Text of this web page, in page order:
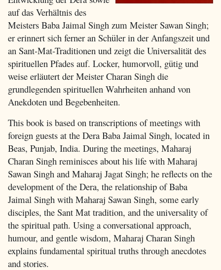
auf das Verhältnis des
Meisters Baba Jaimal Singh zum Meister Sawan Singh;
er erinnert sich ferner an Schüler in der Anfangszeit und
an Sant-Mat-Traditionen und zeigt die Universalität des
spirituellen Pfades auf. Locker, humorvoll, gütig und
weise erläutert der Meister Charan Singh die
grundlegenden spirituellen Wahrheiten anhand von
Anekdoten und Begebenheiten.
This book is based on transcriptions of meetings with
foreign guests at the Dera Baba Jaimal Singh, located in
Beas, Punjab, India. During the meetings, Maharaj
Charan Singh reminisces about his life with Maharaj
Sawan Singh and Maharaj Jagat Singh; he reflects on the
development of the Dera, the relationship of Baba
Jaimal Singh with Maharaj Sawan Singh, some early
disciples, the Sant Mat tradition, and the universality of
the spiritual path. Using a conversational approach,
humour, and gentle wisdom, Maharaj Charan Singh
explains fundamental spiritual truths through anecdotes
and stories.